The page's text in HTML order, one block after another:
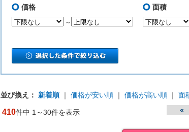
価格
～
面積
並び換え： 新着順 ｜ 価格が安い順 ｜ 価格が高い順 ｜ 面
410件中 1～30件を表示 «